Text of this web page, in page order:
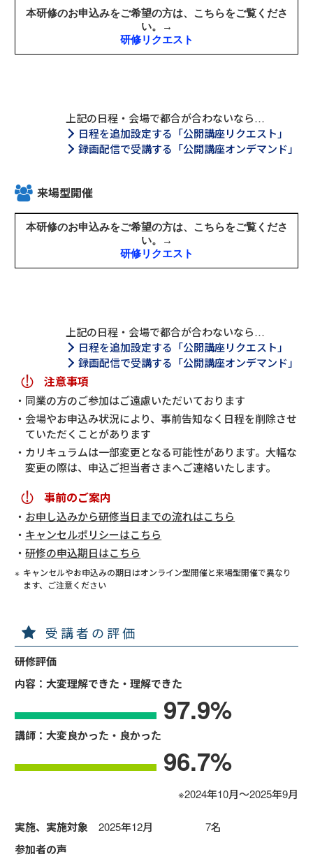
上記の日程・会場で都合が合わないなら…
日程を追加設定する「公開講座リクエスト」
録画配信で受講する「公開講座オンデマンド」
来場型開催
上記の日程・会場で都合が合わないなら…
日程を追加設定する「公開講座リクエスト」
録画配信で受講する「公開講座オンデマンド」
注意事項
同業の方のご参加はご遠慮いただいております
会場やお申込み状況により、事前告知なく日程を削除させ
ていただくことがあります
カリキュラムは一部変更となる可能性があります。大幅な
変更の際は、申込ご担当者さまへご連絡いたします。
事前のご案内
お申し込みから研修当日までの流れはこちら
キャンセルポリシーはこちら
研修の申込期日はこちら
キャンセルやお申込みの期日はオンライン型開催と来場型開催で異なり
ます、ご注意ください
受講者の評価
研修評価
内容：大変理解できた・理解できた
97.9%
講師：大変良かった・良かった
96.7%
※2024年10月～2025年9月
実施、実施対象 2025年12月 7名
参加者の声